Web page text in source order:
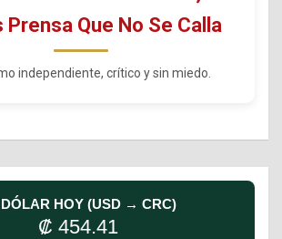
Prensa Que No Se Calla
independiente, crítico y sin miedo.
HOY (USD → CRC)
₡ 454.41